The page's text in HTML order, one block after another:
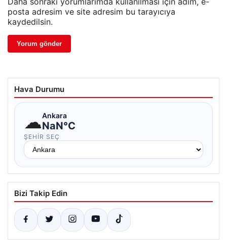
posta adresim ve site adresim bu tarayıcıya
kaydedilsin.
Hava Durumu
☁Ankara
NaN°C
ŞEHIR SEÇ
Bizi Takip Edin